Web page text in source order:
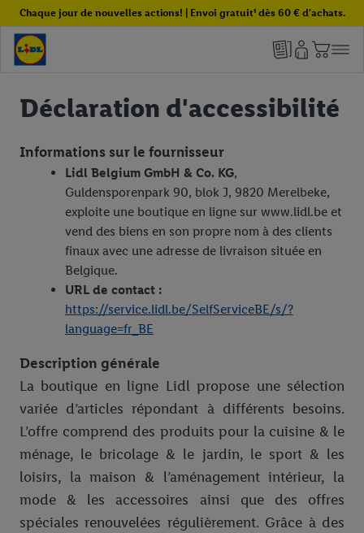
Chaque jour de nouvelles actions! | Envoi gratuit¹ dès 60 € d'achats.
Déclaration d'accessibilité
Informations sur le fournisseur
Lidl Belgium GmbH & Co. KG,
Guldensporenpark 90, blok J, 9820 Merelbeke,
exploite une boutique en ligne sur www.lidl.be et
vend des biens en son propre nom à des clients
finaux avec une adresse de livraison située en
Belgique.
URL de contact :
https://service.lidl.be/SelfServiceBE/s/?
language=fr_BE
Description générale
La boutique en ligne Lidl propose une sélection
variée d’articles répondant à différents besoins.
L’offre comprend des produits pour la cuisine & le
ménage, le bricolage & le jardin, le sport & les
loisirs, la maison & l’aménagement intérieur, la
mode & les accessoires ainsi que des offres
spéciales renouvelées régulièrement. Grâce à des